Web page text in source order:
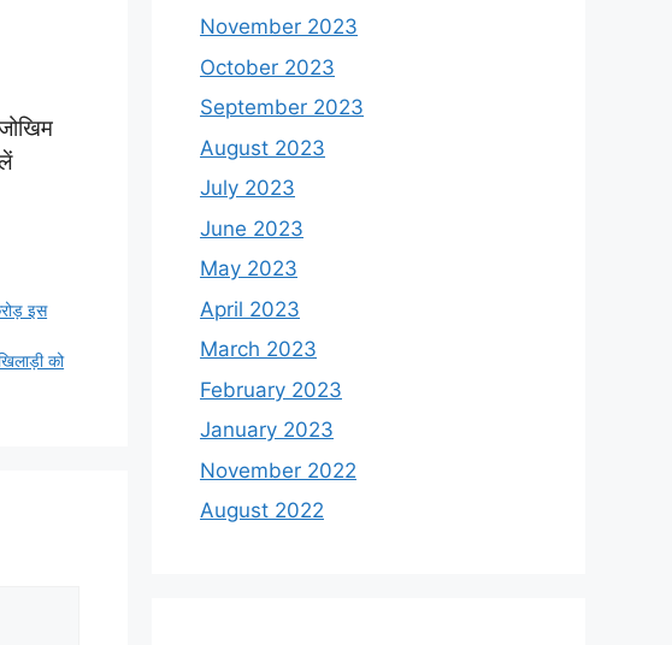
इस
को
November 2023
October 2023
September 2023
August 2023
July 2023
June 2023
May 2023
April 2023
March 2023
February 2023
January 2023
November 2022
August 2022